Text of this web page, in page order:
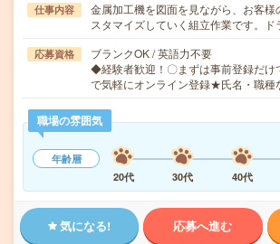
仕事内容
金属加工機を図面を見ながら、お客様
スタマイズしていく組立作業です。
応募資格
ブランクOK / 英語力不要
◆経験者歓迎！〇まずは事前登録だけ
で気軽にオンライン登録★氏名・職
職場の雰囲気
年齢層
20代
30代 40代
気になる! 応募へ進む